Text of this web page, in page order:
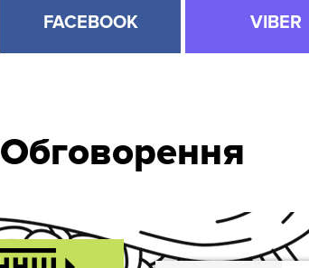
FACEBOOK VIBER
Обговорення